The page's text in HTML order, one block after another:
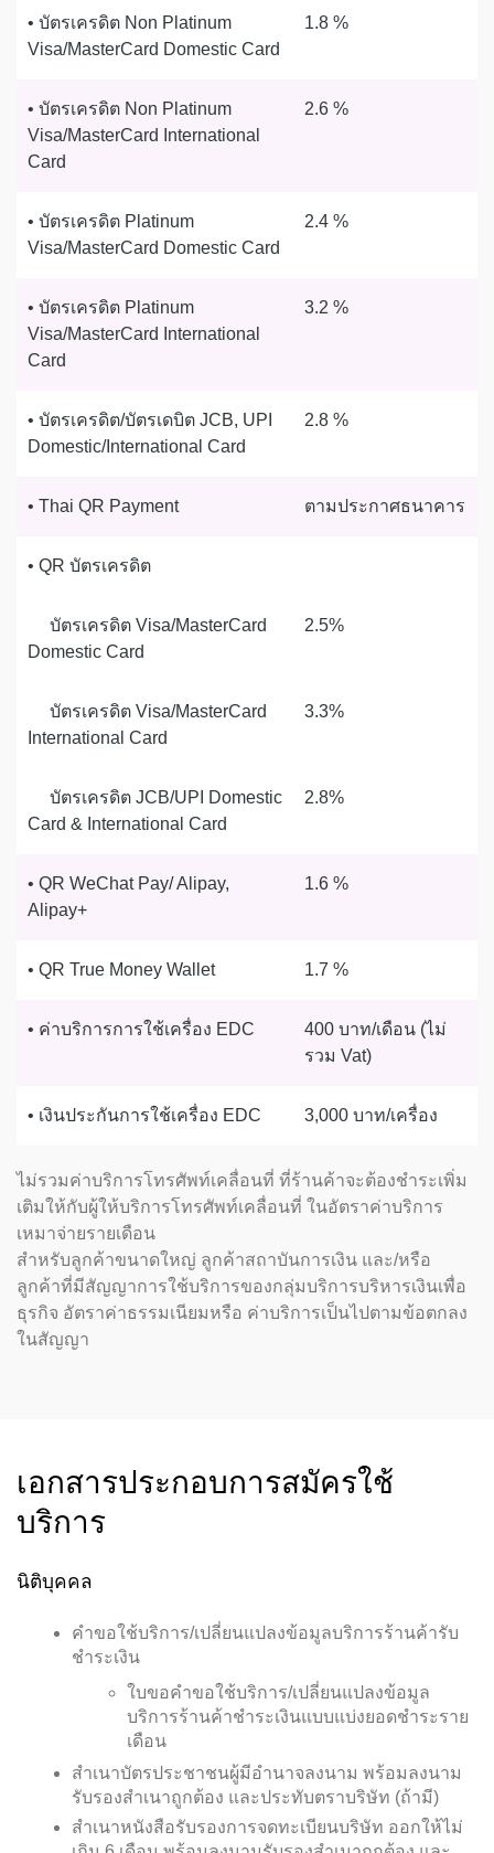
• บัตรเครดิต Non Platinum
Visa/MasterCard Domestic Card
1.8 %
• บัตรเครดิต Non Platinum
Visa/MasterCard International
Card
2.6 %
• บัตรเครดิต Platinum
Visa/MasterCard Domestic Card
2.4 %
• บัตรเครดิต Platinum
Visa/MasterCard International
Card
3.2 %
• บัตรเครดิต/บัตรเดบิต JCB, UPI
Domestic/International Card
2.8 %
• Thai QR Payment ตามประกาศธนาคาร
• QR บัตรเครดิต
บัตรเครดิต Visa/MasterCard
Domestic Card
2.5%
บัตรเครดิต Visa/MasterCard
International Card
3.3%
บัตรเครดิต JCB/UPI Domestic
Card & International Card
2.8%
• QR WeChat Pay/ Alipay,
Alipay+
1.6 %
• QR True Money Wallet 1.7 %
• ค่าบริการการใช้เครื่อง EDC
400 บาท/เดือน (ไม่
รวม Vat)
• เงินประกันการใช้เครื่อง EDC 3,000 บาท/เครื่อง
ไม่รวมค่าบริการโทรศัพท์เคลื่อนที่ ที่ร้านค้าจะต้องชำระเพิ่ม
เติมให้กับผู้ให้บริการโทรศัพท์เคลื่อนที่ ในอัตราค่าบริการ
เหมาจ่ายรายเดือน
สำหรับลูกค้าขนาดใหญ่ ลูกค้าสถาบันการเงิน และ/หรือ
ลูกค้าที่มีสัญญาการใช้บริการของกลุ่มบริการบริหารเงินเพื่อ
ธุรกิจ อัตราค่าธรรมเนียมหรือ ค่าบริการเป็นไปตามข้อตกลง
ในสัญญา
เอกสารประกอบการสมัครใช้
บริการ
นิติบุคคล
คำขอใช้บริการ/เปลี่ยนแปลงข้อมูลบริการร้านค้ารับ
ชำระเงิน
ใบขอคำขอใช้บริการ/เปลี่ยนแปลงข้อมูล
บริการร้านค้าชำระเงินแบบแบ่งยอดชำระราย
เดือน
สำเนาบัตรประชาชนผู้มีอำนาจลงนาม พร้อมลงนาม
รับรองสำเนาถูกต้อง และประทับตราบริษัท (ถ้ามี)
สำเนาหนังสือรับรองการจดทะเบียนบริษัท ออกให้ไม่